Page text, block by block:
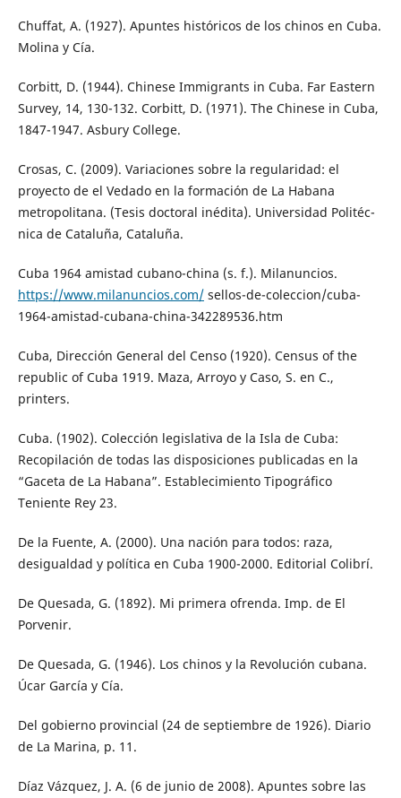
Chuffat, A. (1927). Apuntes históricos de los chinos en Cuba.
Molina y Cía.
Corbitt, D. (1944). Chinese Immigrants in Cuba. Far Eastern
Survey, 14, 130-132. Corbitt, D. (1971). The Chinese in Cuba,
1847-1947. Asbury College.
Crosas, C. (2009). Variaciones sobre la regularidad: el
proyecto de el Vedado en la formación de La Habana
metropolitana. (Tesis doctoral inédita). Universidad Politéc-
nica de Cataluña, Cataluña.
Cuba 1964 amistad cubano-china (s. f.). Milanuncios.
https://www.milanuncios.com/sellos-de-coleccion/cuba-
1964-amistad-cubana-china-342289536.htm
Cuba, Dirección General del Censo (1920). Census of the
republic of Cuba 1919. Maza, Arroyo y Caso, S. en C.,
printers.
Cuba. (1902). Colección legislativa de la Isla de Cuba:
Recopilación de todas las disposiciones publicadas en la
“Gaceta de La Habana”. Establecimiento Tipográfico
Teniente Rey 23.
De la Fuente, A. (2000). Una nación para todos: raza,
desigualdad y política en Cuba 1900-2000. Editorial Colibrí.
De Quesada, G. (1892). Mi primera ofrenda. Imp. de El
Porvenir.
De Quesada, G. (1946). Los chinos y la Revolución cubana.
Úcar García y Cía.
Del gobierno provincial (24 de septiembre de 1926). Diario
de La Marina, p. 11.
Díaz Vázquez, J. A. (6 de junio de 2008). Apuntes sobre las